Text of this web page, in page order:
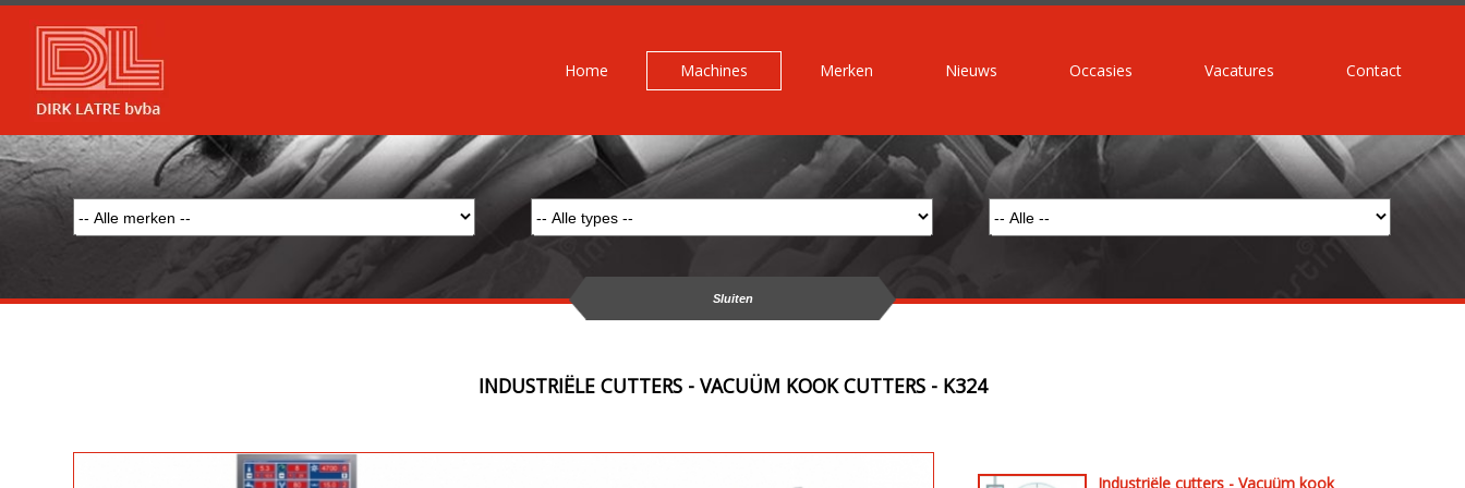
Home Machines Merken Nieuws Occasies Vacatures Contact
Sluiten
INDUSTRIËLE CUTTERS - VACUÜM KOOK CUTTERS - K324
Industriële cutters - Vacuüm kook